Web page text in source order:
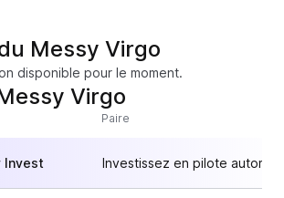
Messy Virgo
disponible pour le moment.
Virgo
Paire
Invest Investissez en pilote